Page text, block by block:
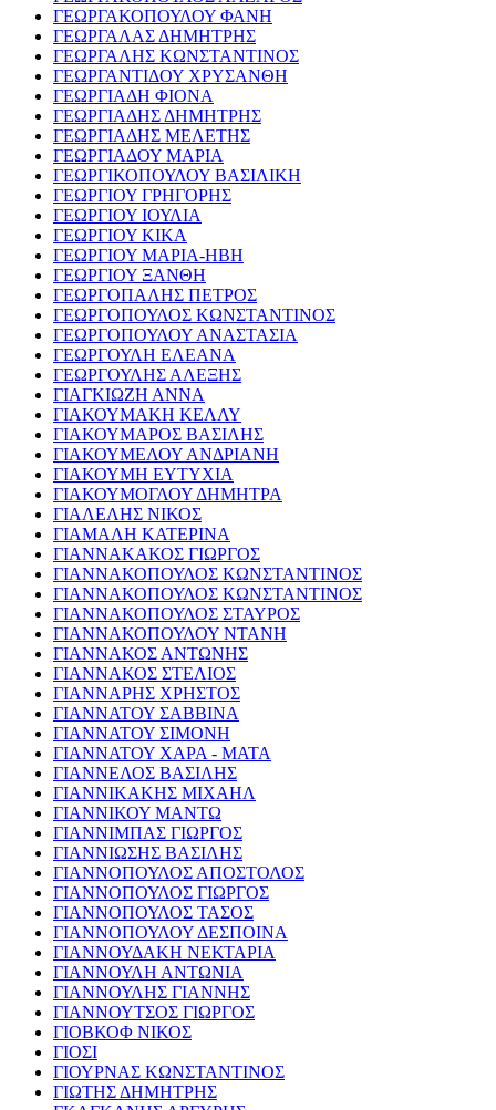
ΓΕΩΡΓΑΚΟΠΟΥΛΟΥ ΦΑΝΗ
ΓΕΩΡΓΑΛΑΣ ΔΗΜΗΤΡΗΣ
ΓΕΩΡΓΑΛΗΣ ΚΩΝΣΤΑΝΤΙΝΟΣ
ΓΕΩΡΓΑΝΤΙΔΟΥ ΧΡΥΣΑΝΘΗ
ΓΕΩΡΓΙΑΔΗ ΦΙΟΝΑ
ΓΕΩΡΓΙΑΔΗΣ ΔΗΜΗΤΡΗΣ
ΓΕΩΡΓΙΑΔΗΣ ΜΕΛΕΤΗΣ
ΓΕΩΡΓΙΑΔΟΥ ΜΑΡΙΑ
ΓΕΩΡΓΙΚΟΠΟΥΛΟΥ ΒΑΣΙΛΙΚΗ
ΓΕΩΡΓΙΟΥ ΓΡΗΓΟΡΗΣ
ΓΕΩΡΓΙΟΥ ΙΟΥΛΙΑ
ΓΕΩΡΓΙΟΥ ΚΙΚΑ
ΓΕΩΡΓΙΟΥ ΜΑΡΙΑ-ΗΒΗ
ΓΕΩΡΓΙΟΥ ΞΑΝΘΗ
ΓΕΩΡΓΟΠΑΛΗΣ ΠΕΤΡΟΣ
ΓΕΩΡΓΟΠΟΥΛΟΣ ΚΩΝΣΤΑΝΤΙΝΟΣ
ΓΕΩΡΓΟΠΟΥΛΟΥ ΑΝΑΣΤΑΣΙΑ
ΓΕΩΡΓΟΥΛΗ ΕΛΕΑΝΑ
ΓΕΩΡΓΟΥΛΗΣ ΑΛΕΞΗΣ
ΓΙΑΓΚΙΩΖΗ ΑΝΝΑ
ΓΙΑΚΟΥΜΑΚΗ ΚΕΛΛΥ
ΓΙΑΚΟΥΜΑΡΟΣ ΒΑΣΙΛΗΣ
ΓΙΑΚΟΥΜΕΛΟΥ ΑΝΔΡΙΑΝΗ
ΓΙΑΚΟΥΜΗ ΕΥΤΥΧΙΑ
ΓΙΑΚΟΥΜΟΓΛΟΥ ΔΗΜΗΤΡΑ
ΓΙΑΛΕΛΗΣ ΝΙΚΟΣ
ΓΙΑΜΑΛΗ ΚΑΤΕΡΙΝΑ
ΓΙΑΝΝΑΚΑΚΟΣ ΓΙΩΡΓΟΣ
ΓΙΑΝΝΑΚΟΠΟΥΛΟΣ ΚΩΝΣΤΑΝΤΙΝΟΣ
ΓΙΑΝΝΑΚΟΠΟΥΛΟΣ ΚΩΝΣΤΑΝΤΙΝΟΣ
ΓΙΑΝΝΑΚΟΠΟΥΛΟΣ ΣΤΑΥΡΟΣ
ΓΙΑΝΝΑΚΟΠΟΥΛΟΥ ΝΤΑΝΗ
ΓΙΑΝΝΑΚΟΣ ΑΝΤΩΝΗΣ
ΓΙΑΝΝΑΚΟΣ ΣΤΕΛΙΟΣ
ΓΙΑΝΝΑΡΗΣ ΧΡΗΣΤΟΣ
ΓΙΑΝΝΑΤΟΥ ΣΑΒΒΙΝΑ
ΓΙΑΝΝΑΤΟΥ ΣΙΜΟΝΗ
ΓΙΑΝΝΑΤΟΥ ΧΑΡΑ - ΜΑΤΑ
ΓΙΑΝΝΕΛΟΣ ΒΑΣΙΛΗΣ
ΓΙΑΝΝΙΚΑΚΗΣ ΜΙΧΑΗΛ
ΓΙΑΝΝΙΚΟΥ ΜΑΝΤΩ
ΓΙΑΝΝΙΜΠΑΣ ΓΙΩΡΓΟΣ
ΓΙΑΝΝΙΩΣΗΣ ΒΑΣΙΛΗΣ
ΓΙΑΝΝΟΠΟΥΛΟΣ ΑΠΟΣΤΟΛΟΣ
ΓΙΑΝΝΟΠΟΥΛΟΣ ΓΙΩΡΓΟΣ
ΓΙΑΝΝΟΠΟΥΛΟΣ ΤΑΣΟΣ
ΓΙΑΝΝΟΠΟΥΛΟΥ ΔΕΣΠΟΙΝΑ
ΓΙΑΝΝΟΥΔΑΚΗ ΝΕΚΤΑΡΙΑ
ΓΙΑΝΝΟΥΛΗ ΑΝΤΩΝΙΑ
ΓΙΑΝΝΟΥΛΗΣ ΓΙΑΝΝΗΣ
ΓΙΑΝΝΟΥΤΣΟΣ ΓΙΩΡΓΟΣ
ΓΙΟΒΚΟΦ ΝΙΚΟΣ
ΓΙΟΣΙ
ΓΙΟΥΡΝΑΣ ΚΩΝΣΤΑΝΤΙΝΟΣ
ΓΙΩΤΗΣ ΔΗΜΗΤΡΗΣ